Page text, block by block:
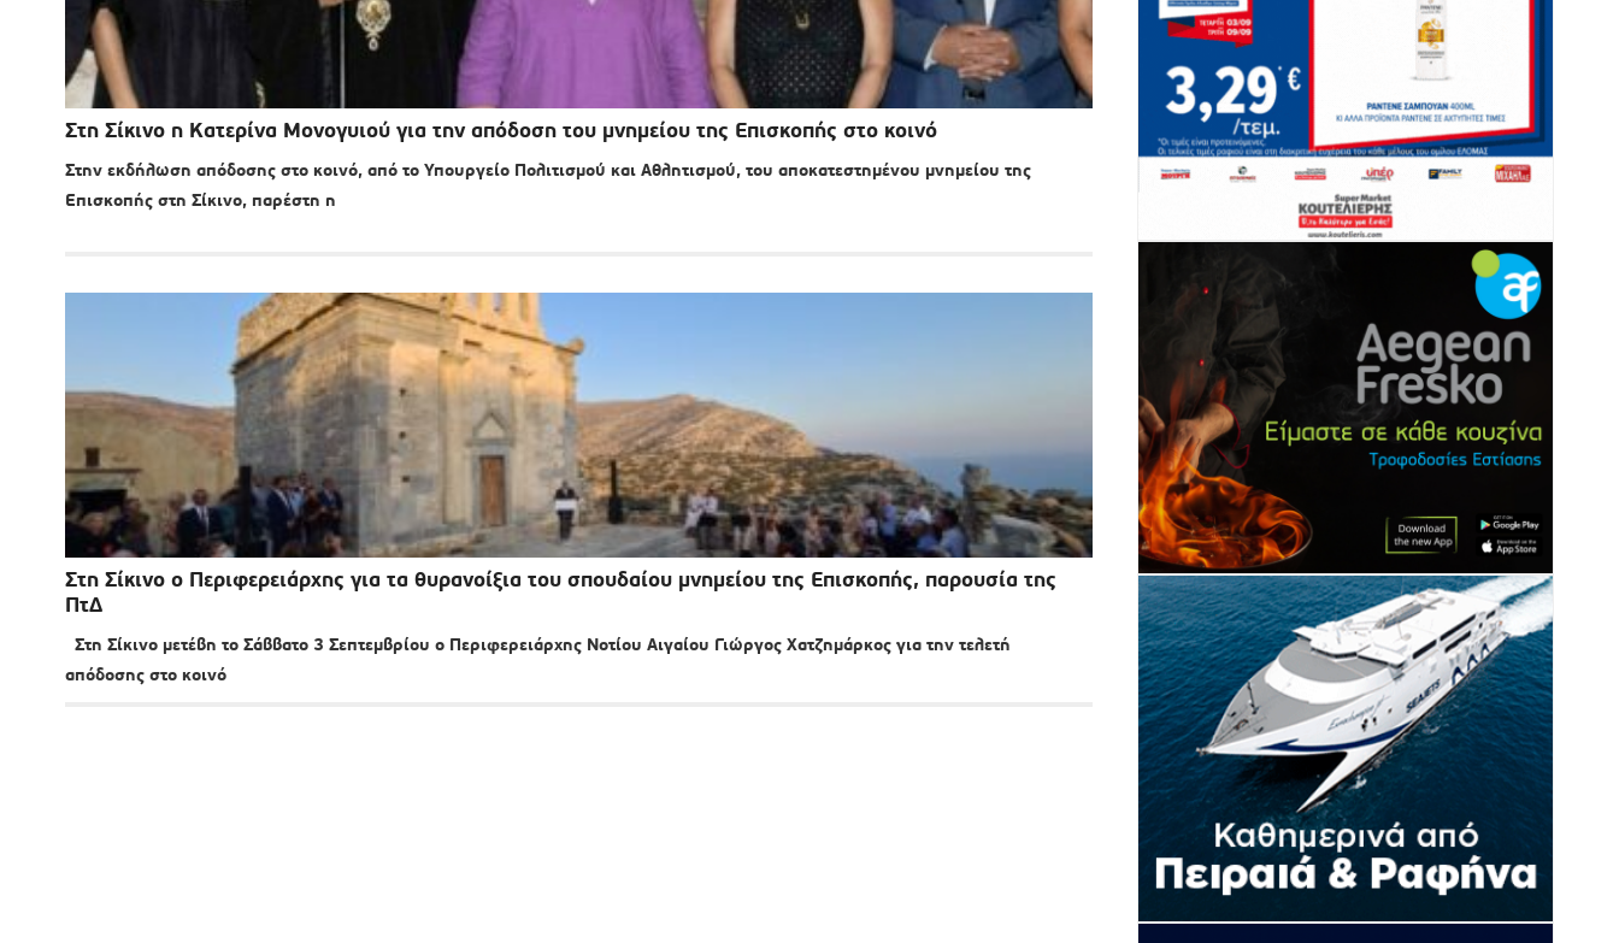
Στη Σίκινο η Κατερίνα Μονογυιού για την απόδοση του μνημείου της Επισκοπής στο κοινό
Στην εκδήλωση απόδοσης στο κοινό, από το Υπουργείο Πολιτισμού και Αθλητισμού, του αποκατεστημένου μνημείου της
Επισκοπής στη Σίκινο, παρέστη η
Στη Σίκινο ο Περιφερειάρχης για τα θυρανοίξια του σπουδαίου μνημείου της Επισκοπής, παρουσία της
ΠτΔ
Στη Σίκινο μετέβη το Σάββατο 3 Σεπτεμβρίου ο Περιφερειάρχης Νοτίου Αιγαίου Γιώργος Χατζημάρκος για την τελετή
απόδοσης στο κοινό